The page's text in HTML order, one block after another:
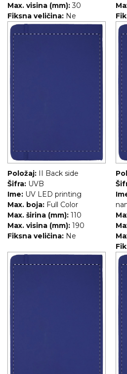
Max. visina (mm): 30
Fiksna veličina: Ne
Položaj: II Back side
Šifra: UVB
Ime: UV LED printing
Max. boja: Full Color
Max. širina (mm): 110
Max. visina (mm): 190
Fiksna veličina: Ne